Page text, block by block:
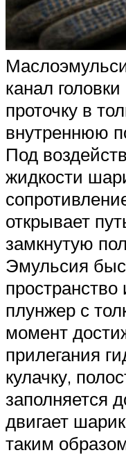
канал
проточку в
внутреннюю
Под
жидкости
открывает
замкнутую
Эмульсия
пространство
плунжер с
момент
прилегания
кулачку,
заполняется
двигает
таким